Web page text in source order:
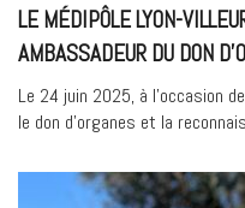
LE MÉDIPÔLE LYON-
AMBASSADEUR DU DON
Le 24 juin 2025, à l’occasion
le don d’organes et la